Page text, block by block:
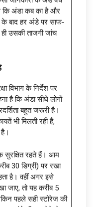
कि अंडा कब का है और
बाद हर अंडे पर साफ-
उसकी ताजगी जांच
विभाग के निर्देश पर
है कि अंडा सीधे लोगों
बहुत जरूरी है।
भी मिलती रही हैं,
सुरक्षित रहते हैं। आम
30 डिग्री) पर रखा
है। वहीं अगर इसे
जाए, तो यह करीब 5
पहले सही स्टोरेज की